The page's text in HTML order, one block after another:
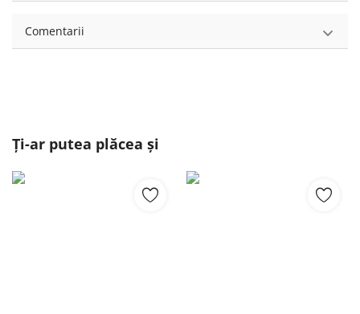
Comentarii
Ți-ar putea plăcea și